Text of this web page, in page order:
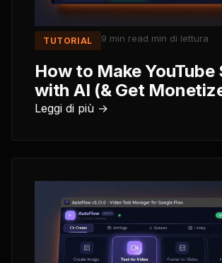
TUTORIAL 9 min read min di lettura
How to Make YouTube
with AI (& Get
Leggi di più →